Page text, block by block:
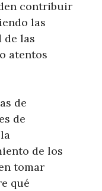
contribuir
las
de las
atentos
de
de
de los
tomar
qué